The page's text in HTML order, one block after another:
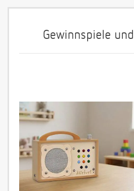
Gewinnspiele